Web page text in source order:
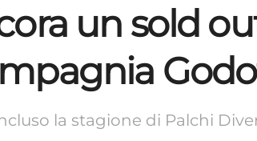
un sold
la stagione di Palchi